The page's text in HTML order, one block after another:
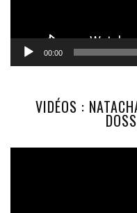
00:00
VIDÉOS :